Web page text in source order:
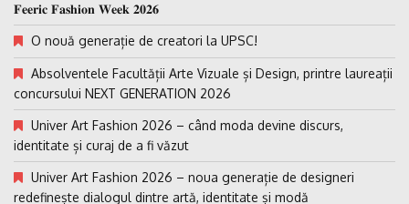
𝐅𝐞𝐞𝐫𝐢𝐜 𝐅𝐚𝐬𝐡𝐢𝐨𝐧 𝐖𝐞𝐞𝐤 𝟐𝟎𝟐𝟔
O nouă generație de creatori la UPSC!
Absolventele Facultății Arte Vizuale și Design, printre laureații
concursului NEXT GENERATION 2026
Univer Art Fashion 2026 – când moda devine discurs,
identitate și curaj de a fi văzut
Univer Art Fashion 2026 – noua generație de designeri
redefinește dialogul dintre artă, identitate și modă